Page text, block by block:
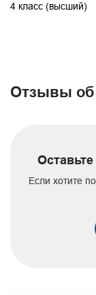
4 класс (высший)
Отзывы об
Если хотите